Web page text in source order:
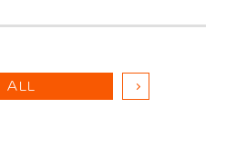
ALL